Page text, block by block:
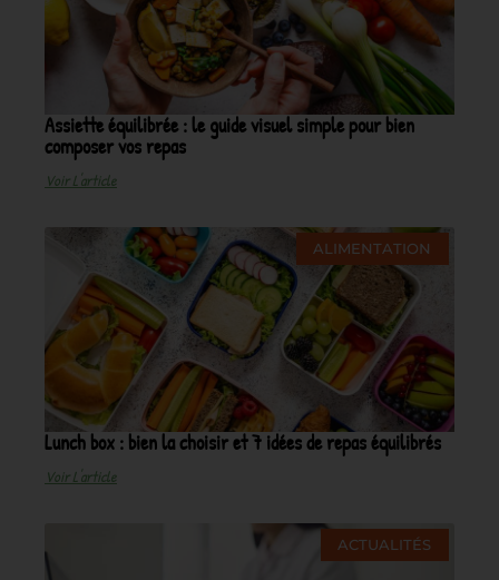
Assiette équilibrée : le guide visuel simple pour bien
composer vos repas
Voir L'article
ALIMENTATION
Lunch box : bien la choisir et 7 idées de repas équilibrés
Voir L'article
ACTUALITÉS